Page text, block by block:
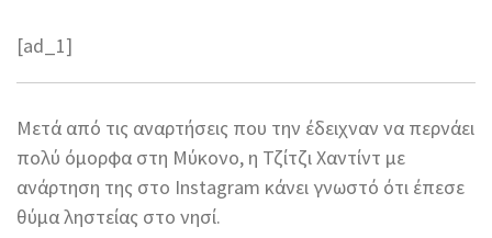
[ad_1]
Μετά από τις αναρτήσεις που την έδειχναν να περνάει
πολύ όμορφα στη Μύκονο, η Τζίτζι Χαντίντ με
ανάρτηση της στο Instagram κάνει γνωστό ότι έπεσε
θύμα ληστείας στο νησί.